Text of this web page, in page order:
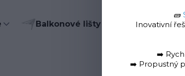
Balkonové lišty do lepidla
🧱
Inovativní
➡️
➡️ Propustný